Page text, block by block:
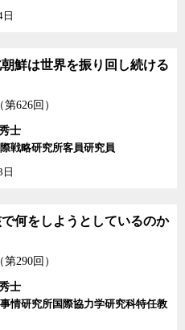
予想がつかない不確定要素はあ
らす可能性が高いため、例え限
的ではない。既に日本は全土が
いることも忘れてはならない。
のなので、北朝鮮側の主張を全
鮮が求めるものを小出しに与え
らない。しかし、他に現実的な
がしたいわけではない。北朝鮮
一を国家目標としており、国連
がその妨げになっているという
カにとっては、中国と同盟関係
鮮は世界を振り回し続ける
626回）
士
戦略研究所客員研究員
何をしようとしているのか
290回）
士
情研究所国際協力学研究科特任教